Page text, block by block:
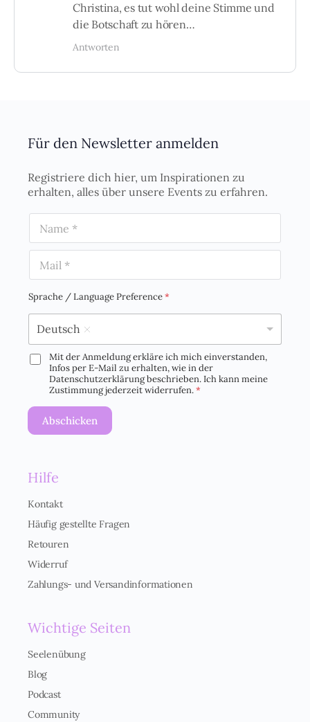
Christina, es tut wohl deine Stimme und
die Botschaft zu hören…
Antworten
Für den Newsletter anmelden
Registriere dich hier, um Inspirationen zu
erhalten, alles über unsere Events zu erfahren.
m
a
iSprache / Language Preference*
Deutsch
D
O
E
v
r
t
ä
d
n
*
Mit der Anmeldung erkläre ich mich einverstanden,
Infos per E-Mail zu erhalten, wie in der
Datenschutzerklärung beschrieben. Ich kann meine
Zustimmung jederzeit widerrufen.*
Abschicken
Hilfe
Kontakt
Häufig gestellte Fragen
Retouren
Widerruf
Zahlungs- und Versandinformationen
Wichtige Seiten
Seelenübung
Blog
Podcast
Community